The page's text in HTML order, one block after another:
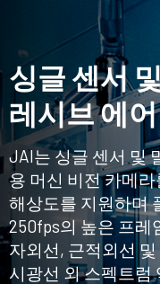
에어리어 스캔 카메라
싱글 센서
레시브 에
JAI는 싱글 센서 및
용 머신 비전 카메
해상도를 지원하며
250fps의 높은 프레
자외선, 근적외선
시광선 외 스펙트럼